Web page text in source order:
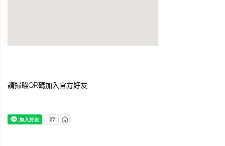
請掃瞄QR碼加入官方好友